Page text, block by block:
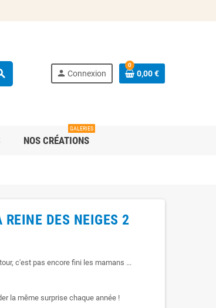
person Connexion
0
0,00 €
NOS CRÉATIONS
GALERIES
DES NEIGES 2
c'est pas encore fini les mamans ...
la même surprise chaque année !